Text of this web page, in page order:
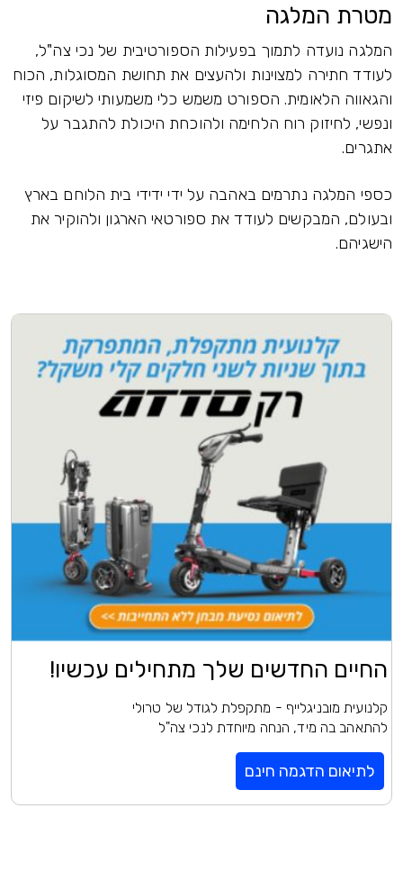
מטרת המלגה
המלגה נועדה לתמוך בפעילות הספורטיבית של נכי צה"ל,
לעודד חתירה למצוינות ולהעצים את תחושת המסוגלות, הכוח
והגאווה הלאומית. הספורט משמש כלי משמעותי לשיקום פיזי
ונפשי, לחיזוק רוח הלחימה ולהוכחת היכולת להתגבר על
אתגרים.
כספי המלגה נתרמים באהבה על ידי ידידי בית הלוחם בארץ
ובעולם, המבקשים לעודד את ספורטאי הארגון ולהוקיר את
הישגיהם.
החיים החדשים שלך מתחילים עכשיו!
קלנועית מובניגלייף - מתקפלת לגודל של טרולי
להתאהב בה מיד, הנחה מיוחדת לנכי צה"ל
לתיאום הדגמה חינם